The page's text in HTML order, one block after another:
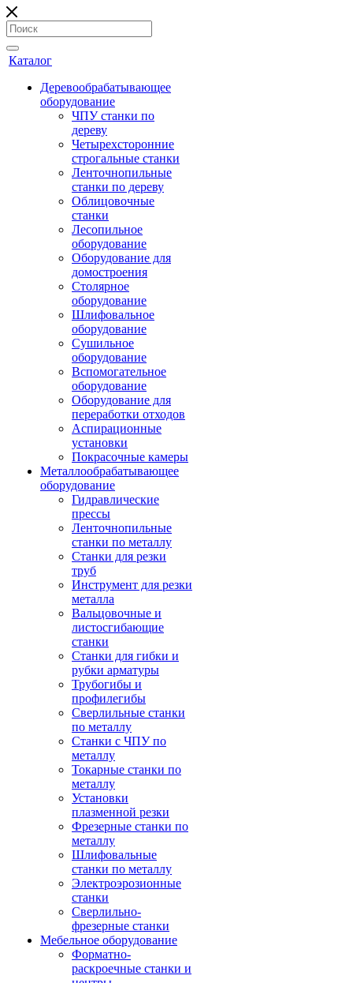
Каталог
Деревообрабатывающее
оборудование
ЧПУ станки по
дереву
Четырехсторонние
строгальные станки
Ленточнопильные
станки по дереву
Облицовочные
станки
Лесопильное
оборудование
Оборудование для
домостроения
Столярное
оборудование
Шлифовальное
оборудование
Сушильное
оборудование
Вспомогательное
оборудование
Оборудование для
переработки отходов
Аспирационные
установки
Покрасочные камеры
Металлообрабатывающее
оборудование
Гидравлические
прессы
Ленточнопильные
станки по металлу
Станки для резки
труб
Инструмент для резки
металла
Вальцовочные и
листосгибающие
станки
Станки для гибки и
рубки арматуры
Трубогибы и
профилегибы
Сверлильные станки
по металлу
Станки с ЧПУ по
металлу
Токарные станки по
металлу
Установки
плазменной резки
Фрезерные станки по
металлу
Шлифовальные
станки по металлу
Электроэрозионные
станки
Сверлильно-
фрезерные станки
Мебельное оборудование
Форматно-
раскроечные станки и